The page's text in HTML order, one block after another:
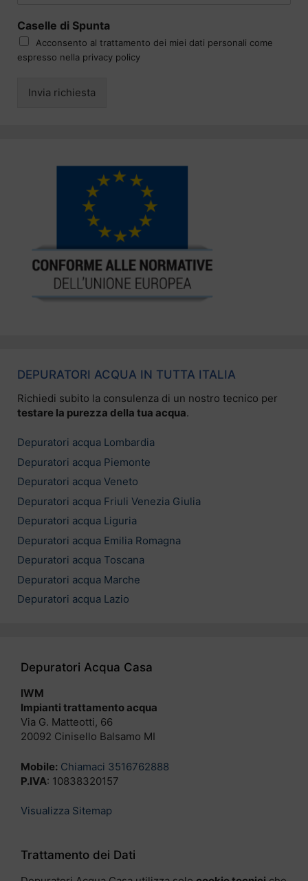
Caselle di Spunta
Acconsento al trattamento dei miei dati personali come
espresso nella privacy policy
Invia richiesta
DEPURATORI ACQUA IN TUTTA ITALIA
Richiedi subito la consulenza di un nostro tecnico per
testare la purezza della tua acqua.
Depuratori acqua Lombardia
Depuratori acqua Piemonte
Depuratori acqua Veneto
Depuratori acqua Friuli Venezia Giulia
Depuratori acqua Liguria
Depuratori acqua Emilia Romagna
Depuratori acqua Toscana
Depuratori acqua Marche
Depuratori acqua Lazio
Depuratori Acqua Casa
IWM
Impianti trattamento acqua
Via G. Matteotti, 66
20092 Cinisello Balsamo MI
Mobile: Chiamaci 3516762888
P.IVA: 10838320157
Visualizza Sitemap
Trattamento dei Dati